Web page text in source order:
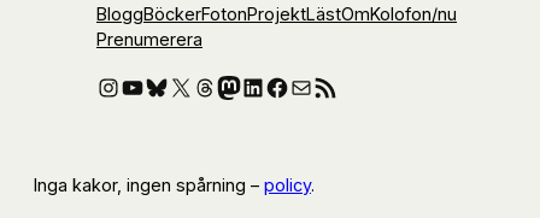
BloggBöckerFotonProjektLästOmKolofon/nu
Prenumerera
Instagram
YouTube
Bluesky
X Threads
Mastodon
LinkedIn
Facebook
E-postRSS-flöde
Inga kakor, ingen spårning – policy.